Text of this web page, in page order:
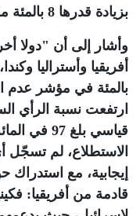
بزيادة قدرها 8 بالمئة مقارنة بالعام الماضي".‏
وأشار إلى أن "دولا
بالمئة في مؤشر عدم
ارتفعت نسبة الرأي
الاستطلاع، لم تسجّل
‏إيجابية، مع استدراك
قادمة من أفريقيا: